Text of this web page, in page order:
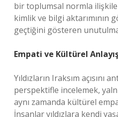
bir toplumsal normla
kimlikve bilgi aktarımının
geçtiğini gösteren
Empati ve Kültürel
Yıldızların Iraksım açısını
perspektifle incelemek,
aynı zamanda kültürel
İnsanlar yıldızlara kendi